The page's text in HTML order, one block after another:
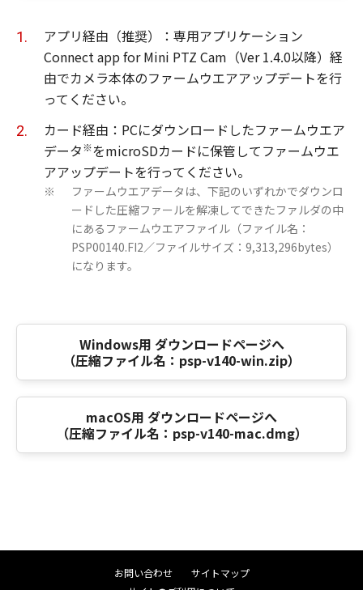
アプリ経由（推奨）：専用アプリケーション
Connect app for Mini PTZ Cam（Ver 1.4.0以降）経
由でカメラ本体のファームウエアアップデートを行
ってください。
カード経由：PCにダウンロードしたファームウエア
データ※をmicroSDカードに保管してファームウエ
アアップデートを行ってください。
※
ファームウエアデータは、下記のいずれかでダウンロ
ードした圧縮ファールを解凍してできたファルダの中
にあるファームウエアファイル（ファイル名：
PSP00140.FI2／ファイルサイズ：9,313,296bytes）
になります。
Windows用 ダウンロードページへ
（圧縮ファイル名：psp-v140-win.zip）
macOS用 ダウンロードページへ
（圧縮ファイル名：psp-v140-mac.dmg）
お問い合わせ
サイトマップ